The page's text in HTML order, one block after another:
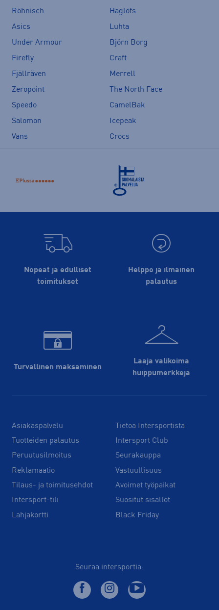
Röhnisch
Haglöfs
Asics
Luhta
Under Armour
Björn Borg
Firefly
Craft
Fjällräven
Merrell
Zeropoint
The North Face
Speedo
CamelBak
Salomon
Icepeak
Vans
Crocs
Nopeat ja edulliset
toimitukset
Helppo ja ilmainen
palautus
Turvallinen maksaminen
Laaja valikoima
huippu­merkkejä
Asiakaspalvelu
Tuotteiden palautus
Peruutusilmoitus
Reklamaatio
Tilaus- ja toimitusehdot
Intersport-tili
Lahjakortti
Tietoa Intersportista
Intersport Club
Seurakauppa
Vastuullisuus
Avoimet työpaikat
Suositut sisällöt
Black Friday
Seuraa intersportia: